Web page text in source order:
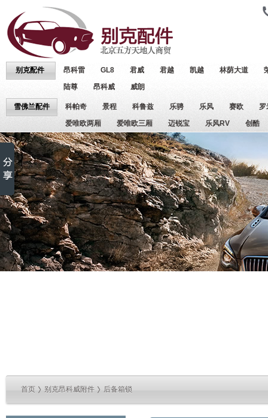
别克配件 昂科雷 GL8 君威 君越 凯越 林荫大道
陆尊
昂科威 威朗
雪佛兰配件 科帕奇 景程 科鲁兹 乐骋 乐风 赛欧
爱唯欧两厢
爱唯欧三厢 迈锐宝 乐风RV 创酷
首页 别克昂科威附件 后备箱锁